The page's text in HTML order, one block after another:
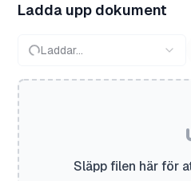
Ladda upp dokument
Laddar...
Släpp filen här för